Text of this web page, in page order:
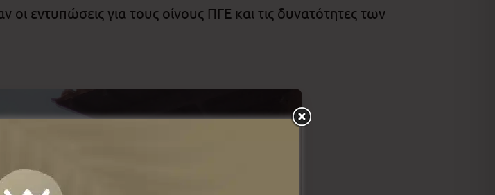
οι εντυπώσεις για τους οίνους ΠΓΕ και τις δυνατότητες των